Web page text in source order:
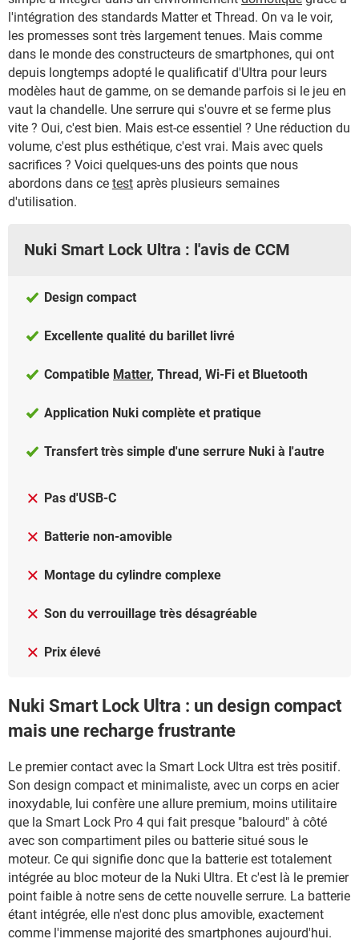
l'intégration des standards Matter et Thread. On va le voir,
les promesses sont très largement tenues. Mais comme
dans le monde des constructeurs de smartphones, qui ont
depuis longtemps adopté le qualificatif d'Ultra pour leurs
modèles haut de gamme, on se demande parfois si le jeu en
vaut la chandelle. Une serrure qui s'ouvre et se ferme plus
vite ? Oui, c'est bien. Mais est-ce essentiel ? Une réduction du
volume, c'est plus esthétique, c'est vrai. Mais avec quels
sacrifices ? Voici quelques-uns des points que nous
abordons dans ce test après plusieurs semaines
d'utilisation.
Nuki Smart Lock Ultra : l'avis de CCM
Design compact
Excellente qualité du barillet livré
Compatible Matter, Thread, Wi-Fi et Bluetooth
Application Nuki complète et pratique
Transfert très simple d'une serrure Nuki à l'autre
Pas d'USB-C
Batterie non-amovible
Montage du cylindre complexe
Son du verrouillage très désagréable
Prix élevé
Nuki Smart Lock Ultra : un design compact
mais une recharge frustrante
Le premier contact avec la Smart Lock Ultra est très positif.
Son design compact et minimaliste, avec un corps en acier
inoxydable, lui confère une allure premium, moins utilitaire
que la Smart Lock Pro 4 qui fait presque "balourd" à côté
avec son compartiment piles ou batterie situé sous le
moteur. Ce qui signifie donc que la batterie est totalement
intégrée au bloc moteur de la Nuki Ultra. Et c'est là le premier
point faible à notre sens de cette nouvelle serrure. La batterie
étant intégrée, elle n'est donc plus amovible, exactement
comme l'immense majorité des smartphones aujourd'hui.